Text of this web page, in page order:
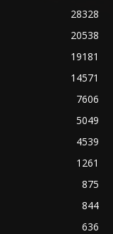
28328
20538
19181
14571
7606
5049
4539
1261
875
844
636